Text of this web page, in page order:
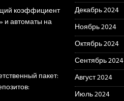
коэффициент
и автоматы на
пакет:
Декабрь 2024
Ноябрь 2024
Октябрь 2024
Сентябрь 2024
Август 2024
Июль 2024